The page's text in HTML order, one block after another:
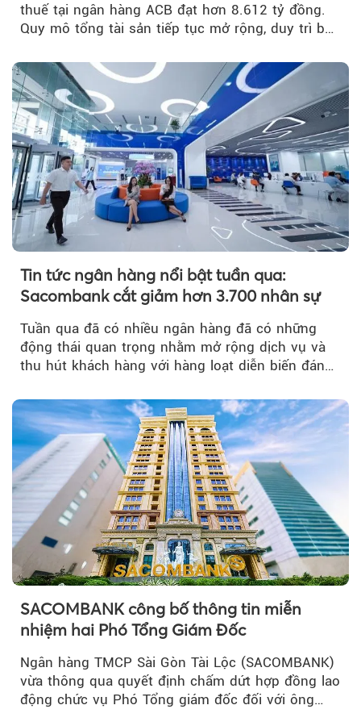
thuế tại ngân hàng ACB đạt hơn 8.612 tỷ đồng.
Quy mô tổng tài sản tiếp tục mở rộng, duy trì bộ
Tin tức ngân hàng nổi bật tuần qua:
Sacombank cắt giảm hơn 3.700 nhân sự
Tuần qua đã có nhiều ngân hàng đã có những
động thái quan trọng nhằm mở rộng dịch vụ và
thu hút khách hàng với hàng loạt diễn biến đáng
SACOMBANK công bố thông tin miễn
nhiệm hai Phó Tổng Giám Đốc
Ngân hàng TMCP Sài Gòn Tài Lộc (SACOMBANK)
vừa thông qua quyết định chấm dứt hợp đồng lao
động chức vụ Phó Tổng giám đốc đối với ông